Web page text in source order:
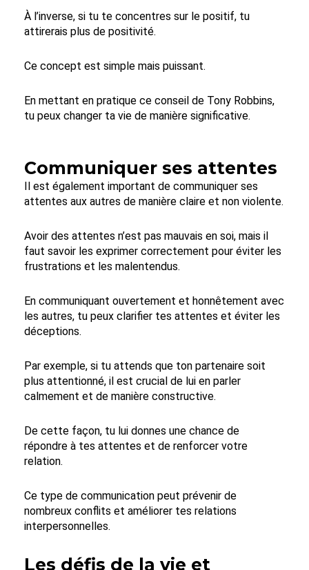
À l’inverse, si tu te concentres sur le positif, tu
attirerais plus de positivité.
Ce concept est simple mais puissant.
En mettant en pratique ce conseil de Tony Robbins,
tu peux changer ta vie de manière significative.
Communiquer ses attentes
Il est également important de communiquer ses
attentes aux autres de manière claire et non violente.
Avoir des attentes n’est pas mauvais en soi, mais il
faut savoir les exprimer correctement pour éviter les
frustrations et les malentendus.
En communiquant ouvertement et honnêtement avec
les autres, tu peux clarifier tes attentes et éviter les
déceptions.
Par exemple, si tu attends que ton partenaire soit
plus attentionné, il est crucial de lui en parler
calmement et de manière constructive.
De cette façon, tu lui donnes une chance de
répondre à tes attentes et de renforcer votre
relation.
Ce type de communication peut prévenir de
nombreux conflits et améliorer tes relations
interpersonnelles.
Les défis de la vie et